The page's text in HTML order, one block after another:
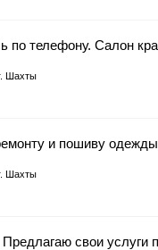
по телефону. Салон
Шахты
и пошиву одежды
Шахты
свои услуги